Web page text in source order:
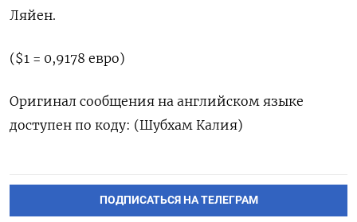
Ляйен.
($1 = 0,9178 евро)
Оригинал сообщения на английском языке
доступен по коду: (Шубхам Калия)
ПОДПИСАТЬСЯ НА ТЕЛЕГРАМ